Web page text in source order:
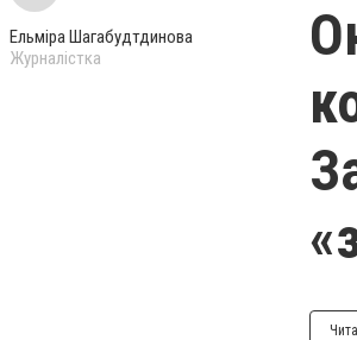
Ельміра Шагабудтдинова
Журналістка